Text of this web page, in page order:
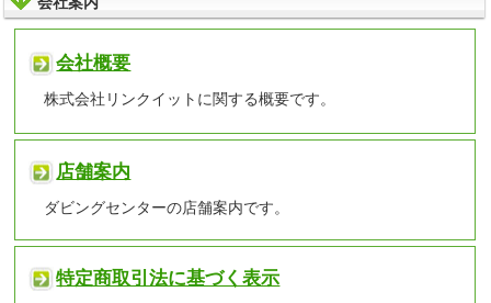
会社概要
株式会社リンクイットに関する概要です。
店舗案内
ダビングセンターの店舗案内です。
特定商取引法に基づく表示